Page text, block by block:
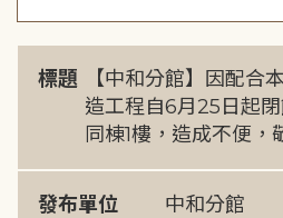
標題
【中和分館】因配合
造工程自6月25日起
同棟1樓，造成不便，
發布單位 中和分館